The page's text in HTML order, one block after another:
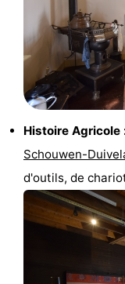
Zeeland
Village
Zeeuwse
Kust
Zonnedorp
Hof
van
Haamstede
Last
minutes
Plages
Voir
Histoire Agricole
Schouwen-
d'outils, de